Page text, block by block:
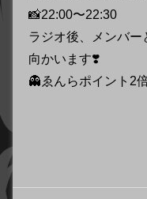
📸22:00〜22:30
ラジオ後、メンバー
向かいます❣️
👻ゑんらポイント2